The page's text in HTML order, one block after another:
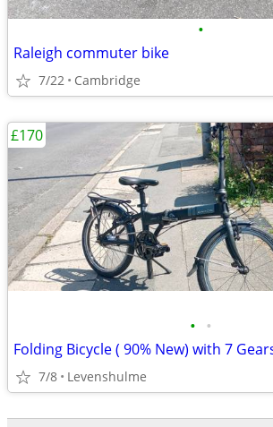
•
Raleigh commuter bike
7/22 Cambridge
• •
Folding Bicycle ( 90% New) with 7
7/8 Levenshulme
£170